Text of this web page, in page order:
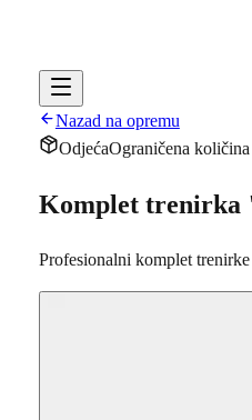
Nazad na opremu
OdjećaOgraničena količina
Komplet trenirka
Profesionalni komplet